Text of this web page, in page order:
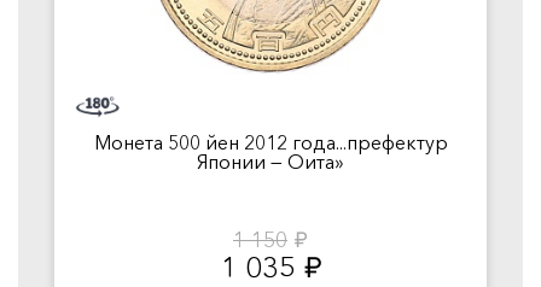
Монета 500 йен 2012 года...префектур
Японии — Оита»
1 150 руб.
1 035 руб.